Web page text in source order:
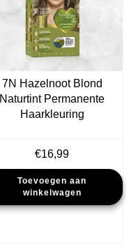
7N Hazelnoot Blond
Naturtint Permanente
Haarkleuring
€16,99
Toevoegen aan
winkelwagen